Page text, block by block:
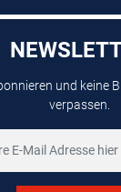
und keine
verpassen.